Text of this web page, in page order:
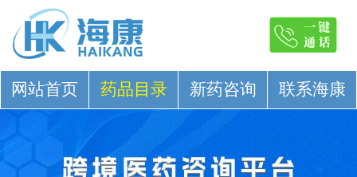
网站首页 药品目录 新药咨询 联系海康